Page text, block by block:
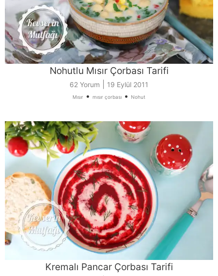
Nohutlu Mısır Çorbası Tarifi
62 Yorum 19 Eylül 2011
Mısır • mısır çorbası • Nohut
Kremalı Pancar Çorbası Tarifi